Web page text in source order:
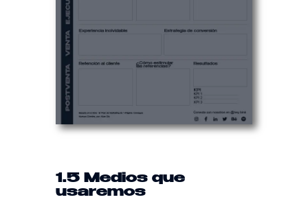
1.5 Medios que
usaremos